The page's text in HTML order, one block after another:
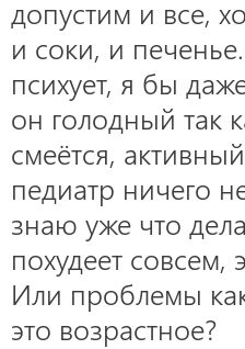
допустим и все,
и соки, и
психует, я бы
он голодный так
смеётся,
педиатр ничего
знаю уже что
похудеет совсем,
Или проблемы
это возрастное?